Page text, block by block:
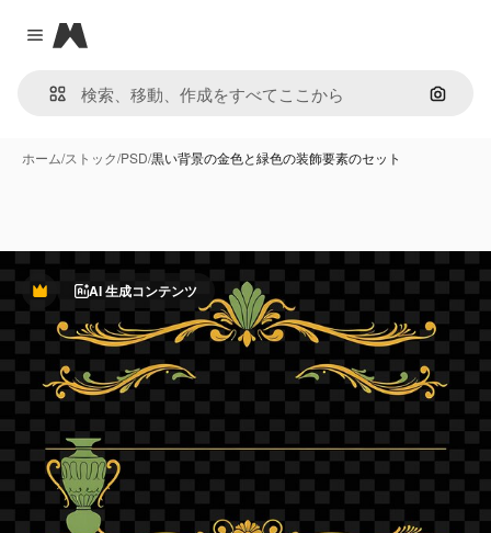
Close menu
Magnific
画像で
ホーム/ストック/PSD/黒い背景の金色と緑色の装飾要素のセット
PremiumAI 生成コンテンツ